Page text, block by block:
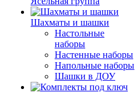
Шахматы и шашки
Настольные
наборы
Настенные наборы
Напольные наборы
Шашки в ДОУ